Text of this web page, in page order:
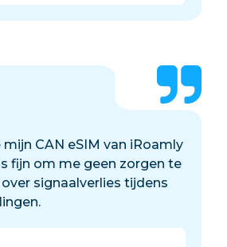
CAN eSIM van iRoamly
fijn om me geen zorgen te
signaalverlies tijdens